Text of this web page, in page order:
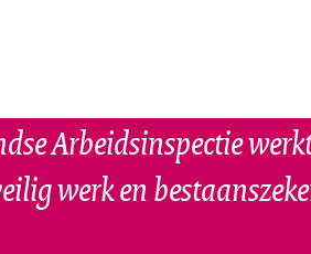
Arbeidsinspectie
werk en